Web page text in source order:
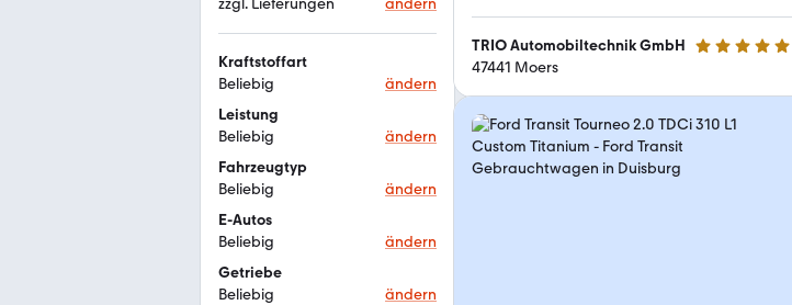
zzgl. Lieferungen
ändern
Kraftstoffart
Beliebig
ändern
Leistung
Beliebig
ändern
Fahrzeugtyp
Beliebig
ändern
E-Autos
Beliebig
ändern
Getriebe
Beliebig
ändern
TRIO Automobiltechnik GmbH 4.9 Sterne
47441 Moers